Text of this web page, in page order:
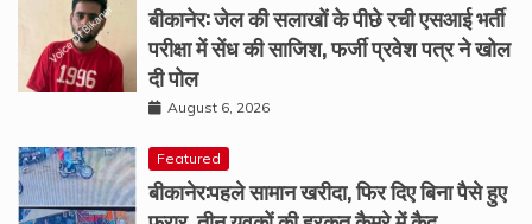
बीकानेर: जेल की सलाखों के पीछे रची एसआई भर्ती
परीक्षा में सेंध की साजिश, फर्जी प्रवेश पत्र ने खोल
दी पोल
August 6, 2026
Featured
बीकानेर:पहले सामान खरीदा, फिर दिए बिना पैसे हुए